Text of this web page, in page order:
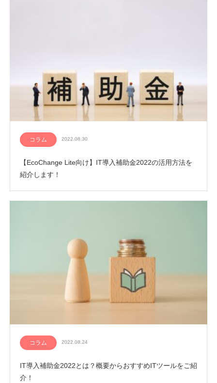
コラム 2022.08.30
【EcoChange Lite向け】IT導入補助金2022の活用方法を
紹介します！
コラム 2022.08.24
IT導入補助金2022とは？概要からおすすめITツールをご紹
介！